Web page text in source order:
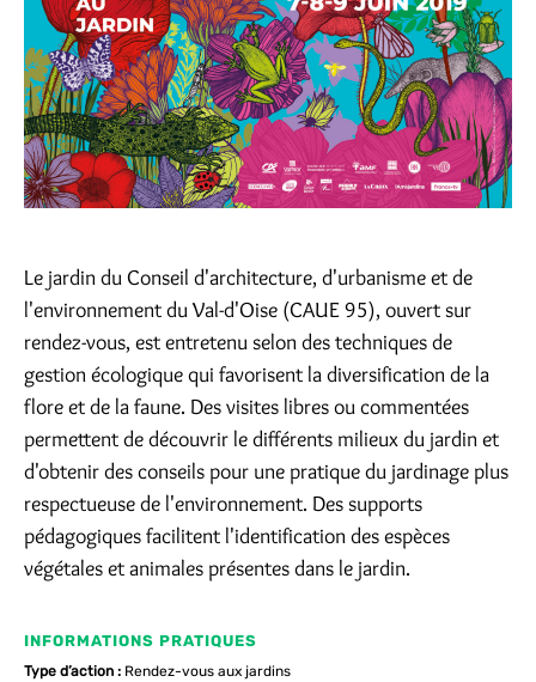
Le jardin du Conseil d'architecture, d'urbanisme et de
l'environnement du Val-d'Oise (CAUE 95), ouvert sur
rendez-vous, est entretenu selon des techniques de
gestion écologique qui favorisent la diversification de la
flore et de la faune. Des visites libres ou commentées
permettent de découvrir le différents milieux du jardin et
d'obtenir des conseils pour une pratique du jardinage plus
respectueuse de l'environnement. Des supports
pédagogiques facilitent l'identification des espèces
végétales et animales présentes dans le jardin.
INFORMATIONS PRATIQUES
Type d’action : Rendez-vous aux jardins